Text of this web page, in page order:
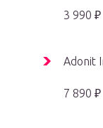
3 990 ₽
Adonit
7 890 ₽